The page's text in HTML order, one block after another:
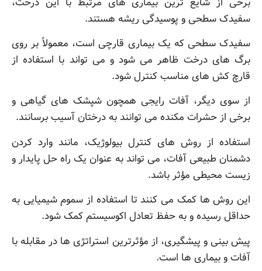
سفیدک سطحی و پوسیدگی ریشه هستند.
سفیدک سطحی که یک بیماری قارچی است، معمولاً بر روی
برگ های درخت ظاهر می شود و می تواند با استفاده از
قارچ کش های مناسب کنترل شود.
از سوی دیگر، آفات رایجی همچون شپشک های گیاهی و
برخی از حشرات مکنده می توانند به درختان آسیب برسانند.
استفاده از روش های کنترل بیولوژیک، مانند وارد کردن
دشمنان طبیعی آفات، می تواند به عنوان یک راه حل پایدار و
زیست محیطی مؤثر باشد.
این روش ها کمک می کنند تا استفاده از سموم شیمیایی به
حداقل رسیده و به حفظ تعادل اکوسیستم کمک شود.
پیش بینی و پیشگیری، از مؤثرترین استراتژی ها در مقابله با
آفات و بیماری ها است.